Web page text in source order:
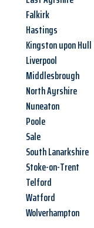
Falkirk
Hastings
Kingston upon Hull
Liverpool
Middlesbrough
North Ayrshire
Nuneaton
Poole
Sale
South Lanarkshire
Stoke-on-Trent
Telford
Watford
Wolverhampton